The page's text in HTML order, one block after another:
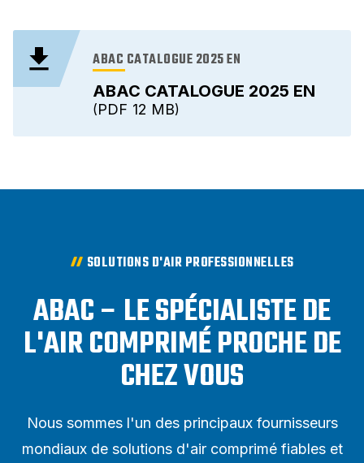
ABAC CATALOGUE 2025 EN
ABAC CATALOGUE 2025 EN
12 MB
PDF
SOLUTIONS D'AIR PROFESSIONNELLES
ABAC – LE SPÉCIALISTE DE
L'AIR COMPRIMÉ PROCHE DE
CHEZ VOUS
Nous sommes l'un des principaux fournisseurs
mondiaux de solutions d'air comprimé fiables et